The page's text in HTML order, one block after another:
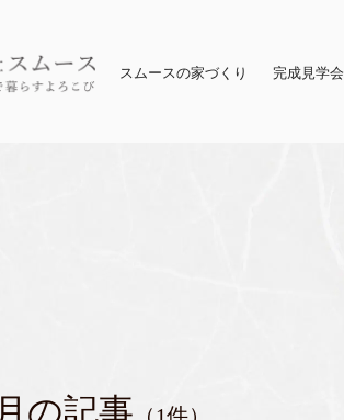
スムースの家づくり 完成見学会
の記事